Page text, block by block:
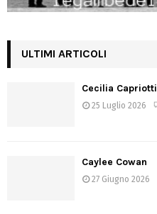
ULTIMI ARTICOLI
Cecilia Capriotti
25 Luglio 2026
Caylee Cowan
27 Giugno 2026